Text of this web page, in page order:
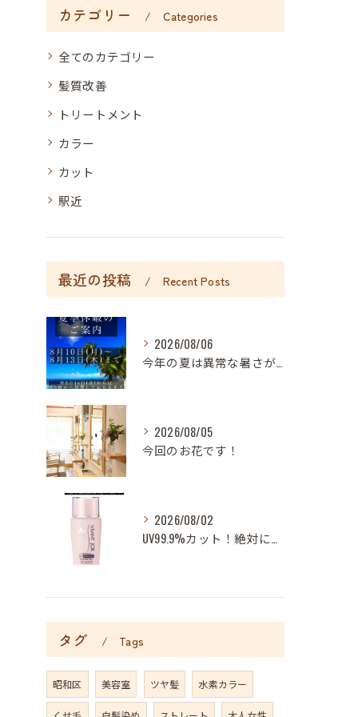
カテゴリー Categories
全てのカテゴリー
髪質改善
トリートメント
カラー
カット
駅近
最近の投稿 Recent Posts
2026/08/06
今年の夏は異常な暑さが続いておりますね
2026/08/05
今回のお花です！
2026/08/02
UV99.9%カット！絶対に焼かない地上最強日焼け止め！
タグ Tags
昭和区 美容室 ツヤ髪 水素カラー